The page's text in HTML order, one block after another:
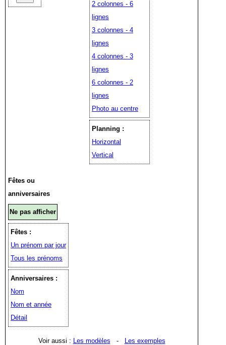
2 colonnes - 6
lignes
3 colonnes - 4
lignes
4 colonnes - 3
lignes
6 colonnes - 2
lignes
Photo au centre
Planning :
Horizontal
Vertical
Fêtes ou
anniversaires
Ne pas afficher
Fêtes :
Un prénom par jour
Tous les prénoms
Anniversaires :
Nom
Nom et année
Détail
Voir aussi : Les modèles - Les exemples